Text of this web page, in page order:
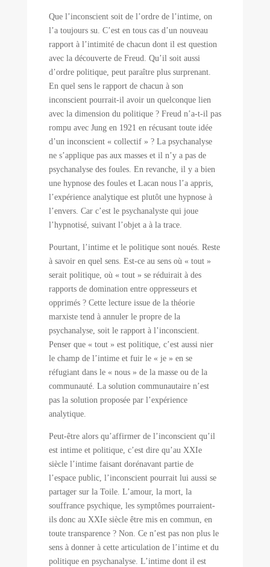
Que l’inconscient soit de l’ordre de l’intime, on
l’a toujours su. C’est en tous cas d’un nouveau
rapport à l’intimité de chacun dont il est question
avec la découverte de Freud. Qu’il soit aussi
d’ordre politique, peut paraître plus surprenant.
En quel sens le rapport de chacun à son
inconscient pourrait-il avoir un quelconque lien
avec la dimension du politique ? Freud n’a-t-il pas
rompu avec Jung en 1921 en récusant toute idée
d’un inconscient « collectif » ? La psychanalyse
ne s’applique pas aux masses et il n’y a pas de
psychanalyse des foules. En revanche, il y a bien
une hypnose des foules et Lacan nous l’a appris,
l’expérience analytique est plutôt une hypnose à
l’envers. Car c’est le psychanalyste qui joue
l’hypnotisé, suivant l’objet a à la trace.
Pourtant, l’intime et le politique sont noués. Reste
à savoir en quel sens. Est-ce au sens où « tout »
serait politique, où « tout » se réduirait à des
rapports de domination entre oppresseurs et
opprimés ? Cette lecture issue de la théorie
marxiste tend à annuler le propre de la
psychanalyse, soit le rapport à l’inconscient.
Penser que « tout » est politique, c’est aussi nier
le champ de l’intime et fuir le « je » en se
réfugiant dans le « nous » de la masse ou de la
communauté. La solution communautaire n’est
pas la solution proposée par l’expérience
analytique.
Peut-être alors qu’affirmer de l’inconscient qu’il
est intime et politique, c’est dire qu’au XXIe
siècle l’intime faisant dorénavant partie de
l’espace public, l’inconscient pourrait lui aussi se
partager sur la Toile. L’amour, la mort, la
souffrance psychique, les symptômes pourraient-
ils donc au XXIe siècle être mis en commun, en
toute transparence ? Non. Ce n’est pas non plus le
sens à donner à cette articulation de l’intime et du
politique en psychanalyse. L’intime dont il est